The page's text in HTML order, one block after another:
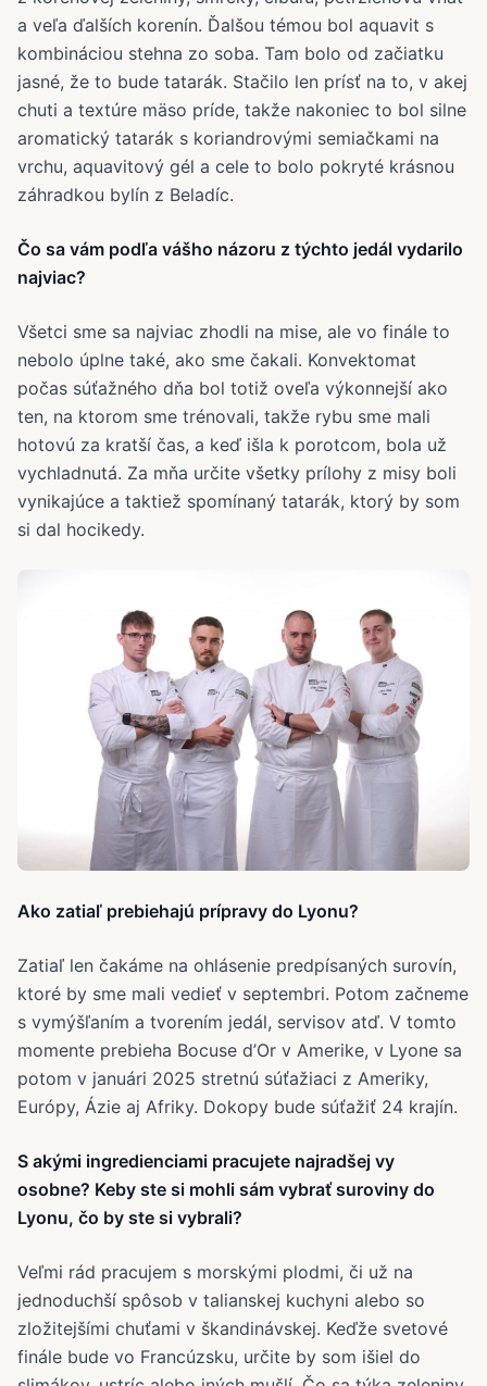
a veľa ďalších korenín. Ďalšou témou bol aquavit s
kombináciou stehna zo soba. Tam bolo od začiatku
jasné, že to bude tatarák. Stačilo len prísť na to, v akej
chuti a textúre mäso príde, takže nakoniec to bol silne
aromatický tatarák s koriandrovými semiačkami na
vrchu, aquavitový gél a cele to bolo pokryté krásnou
záhradkou bylín z Beladíc.
Čo sa vám podľa vášho názoru z týchto jedál vydarilo
najviac?
Všetci sme sa najviac zhodli na mise, ale vo finále to
nebolo úplne také, ako sme čakali. Konvektomat
počas súťažného dňa bol totiž oveľa výkonnejší ako
ten, na ktorom sme trénovali, takže rybu sme mali
hotovú za kratší čas, a keď išla k porotcom, bola už
vychladnutá. Za mňa určite všetky prílohy z misy boli
vynikajúce a taktiež spomínaný tatarák, ktorý by som
si dal hocikedy.
Ako zatiaľ prebiehajú prípravy do Lyonu?
Zatiaľ len čakáme na ohlásenie predpísaných surovín,
ktoré by sme mali vedieť v septembri. Potom začneme
s vymýšľaním a tvorením jedál, servisov atď. V tomto
momente prebieha Bocuse d’Or v Amerike, v Lyone sa
potom v januári 2025 stretnú súťažiaci z Ameriky,
Európy, Ázie aj Afriky. Dokopy bude súťažiť 24 krajín.
S akými ingredienciami pracujete najradšej vy
osobne? Keby ste si mohli sám vybrať suroviny do
Lyonu, čo by ste si vybrali?
Veľmi rád pracujem s morskými plodmi, či už na
jednoduchší spôsob v talianskej kuchyni alebo so
zložitejšími chuťami v škandinávskej. Keďže svetové
finále bude vo Francúzsku, určite by som išiel do